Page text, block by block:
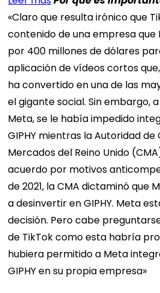
«Claro que resulta irónico que
contenido de una empresa que
por 400 millones de dólares
aplicación de vídeos cortos
ha convertido en una de las
el gigante social. Sin embargo,
Meta, se le había impedido
GIPHY mientras la Autoridad
Mercados del Reino Unido
acuerdo por motivos
de 2021, la CMA dictaminó que
a desinvertir en GIPHY. Meta
decisión. Pero cabe
de TikTok como esta habría
hubiera permitido a Meta
GIPHY en su propia empresa»